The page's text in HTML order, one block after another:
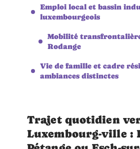
Emploi local et bassin
luxembourgeois
Mobilité
Rodange
Vie de famille et cadre
ambiances distinctes
Trajet quotidien
Luxembourg-ville :